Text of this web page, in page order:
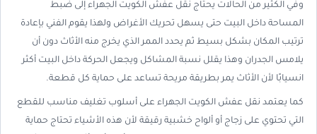
وفي الكثير من الحالات يحتاج نقل عفش الكويت الجهراء إلى ضبط
المساحة داخل البيت حتى يسهل تحريك الأغراض ولهذا يقوم الفني بإعادة
ترتيب المكان بشكل بسيط ثم يحدد الممر الذي يخرج منه الأثاث دون أن
يلامس الجدران وهذا يقلل نسبة المشاكل ويجعل الحركة داخل البيت أكثر
انسيابًا لأن الأثاث يمر بطريقة مريحة تساعد على حماية كل قطعة.
كما يعتمد نقل عفش الكويت الجهراء على أسلوب تغليف مناسب للقطع
التي تحتوي على زجاج أو ألواح خشبية رقيقة لأن هذه الأشياء تحتاج حماية